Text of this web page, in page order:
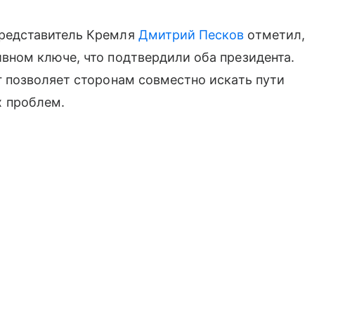
Кремля Дмитрий Песков отметил,
ключе, что подтвердили оба президента.
сторонам совместно искать пути
проблем.